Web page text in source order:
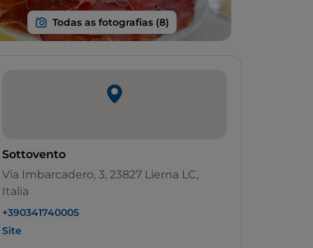
Sottovento
Via Imbarcadero, 3, 23827 Lierna LC,
Italia
+390341740005
Site